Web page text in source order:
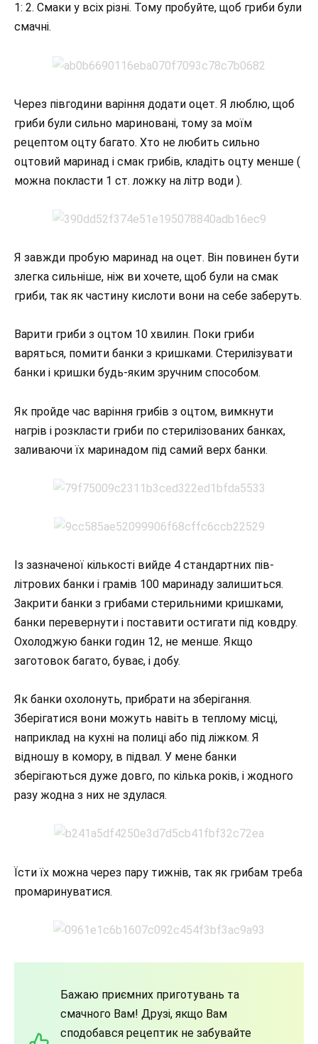
1: 2. Смаки у всіх різні. Тому пробуйте, щоб гриби були
смачні.
Через півгодини варіння додати оцет. Я люблю, щоб
гриби були сильно мариновані, тому за моїм
рецептом оцту багато. Хто не любить сильно
оцтовий маринад і смак грибів, кладіть оцту менше (
можна покласти 1 ст. ложку на літр води ).
Я завжди пробую маринад на оцет. Він повинен бути
злегка сильніше, ніж ви хочете, щоб були на смак
гриби, так як частину кислоти вони на себе заберуть.
Варити гриби з оцтом 10 хвилин. Поки гриби
варяться, помити банки з кришками. Стерилізувати
банки і кришки будь-яким зручним способом.
Як пройде час варіння грибів з оцтом, вимкнути
нагрів і розкласти гриби по стерилізованих банках,
заливаючи їх маринадом під самий верх банки.
Із зазначеної кількості вийде 4 стандартних пів-
літрових банки і грамів 100 маринаду залишиться.
Закрити банки з грибами стерильними кришками,
банки перевернути і поставити остигати під ковдру.
Охолоджую банки годин 12, не менше. Якщо
заготовок багато, буває, і добу.
Як банки охолонуть, прибрати на зберігання.
Зберігатися вони можуть навіть в теплому місці,
наприклад на кухні на полиці або під ліжком. Я
відношу в комору, в підвал. У мене банки
зберігаються дуже довго, по кілька років, і жодного
разу жодна з них не здулася.
Їсти їх можна через пару тижнів, так як грибам треба
промаринуватися.
Бажаю приємних приготувань та
смачного Вам! Друзі, якщо Вам
сподобався рецептик не забувайте